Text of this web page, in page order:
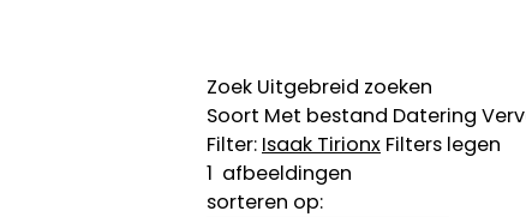
Zoek Uitgebreid zoeken
Soort Met bestand Datering
Filter: Isaak Tirionx Filters legen
1 afbeeldingen
sorteren op: